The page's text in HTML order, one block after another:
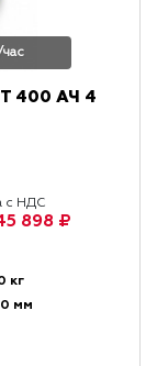
Т 400 АЧ 4
с НДС
898 ₽
кг
мм